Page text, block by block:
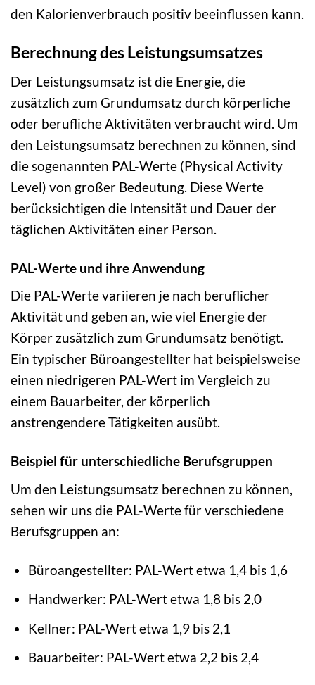
den Kalorienverbrauch positiv beeinflussen kann.
Berechnung des Leistungsumsatzes
Der Leistungsumsatz ist die Energie, die
zusätzlich zum Grundumsatz durch körperliche
oder berufliche Aktivitäten verbraucht wird. Um
den Leistungsumsatz berechnen zu können, sind
die sogenannten PAL-Werte (Physical Activity
Level) von großer Bedeutung. Diese Werte
berücksichtigen die Intensität und Dauer der
täglichen Aktivitäten einer Person.
PAL-Werte und ihre Anwendung
Die PAL-Werte variieren je nach beruflicher
Aktivität und geben an, wie viel Energie der
Körper zusätzlich zum Grundumsatz benötigt.
Ein typischer Büroangestellter hat beispielsweise
einen niedrigeren PAL-Wert im Vergleich zu
einem Bauarbeiter, der körperlich
anstrengendere Tätigkeiten ausübt.
Beispiel für unterschiedliche Berufsgruppen
Um den Leistungsumsatz berechnen zu können,
sehen wir uns die PAL-Werte für verschiedene
Berufsgruppen an:
Büroangestellter: PAL-Wert etwa 1,4 bis 1,6
Handwerker: PAL-Wert etwa 1,8 bis 2,0
Kellner: PAL-Wert etwa 1,9 bis 2,1
Bauarbeiter: PAL-Wert etwa 2,2 bis 2,4